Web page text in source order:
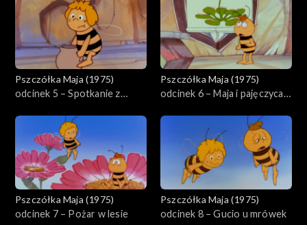
Pszczółka Maja (1975)
odcinek 5 – Spotkanie z
Pszczółka Maja (1975)
odcinek 6 – Maja i pajęczyca
Pszczółka Maja (1975)
odcinek 7 – Pożar w lesie
Pszczółka Maja (1975)
odcinek 8 – Gucio u mrówek